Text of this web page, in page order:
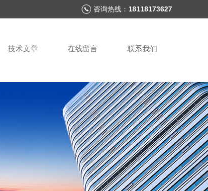
咨询热线： 18118173627
技术文章 在线留言 联系我们